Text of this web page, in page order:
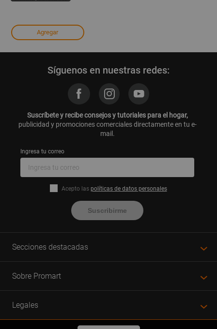
Agregar
Síguenos en nuestras redes:
Suscríbete y recibe consejos y tutoriales para el hogar,
publicidad y promociones comerciales directamente en tu e-
mail.
Ingresa tu correo
Acepto las políticas de datos personales
Suscribirme
Secciones destacadas
Sobre Promart
Legales